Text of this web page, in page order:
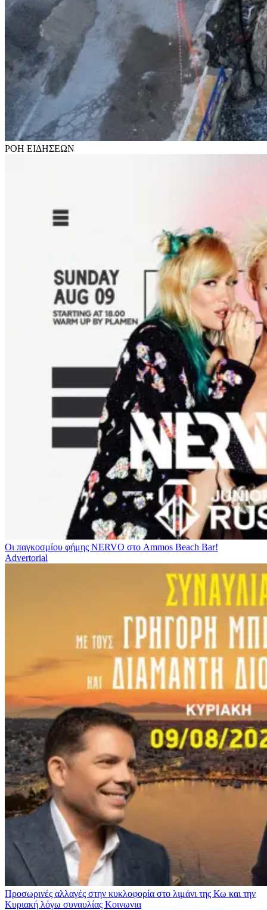
ΡΟΗ ΕΙΔΗΣΕΩΝ
Οι παγκοσμίου φήμης NERVO στο Ammos Beach Bar!
Advertorial
Προσωρινές αλλαγές στην κυκλοφορία στο λιμάνι της Κω και την
Κυριακή λόγω συναυλίας Κοινωνια